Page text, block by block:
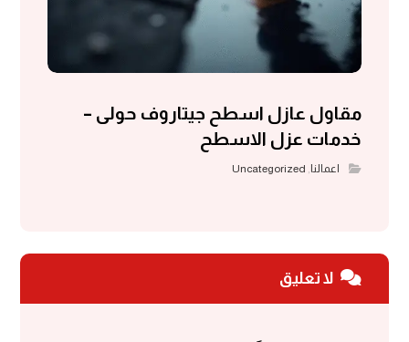
مقاول عازل اسطح جيتاروف حولى –
خدمات عزل الاسطح
اعمالنا,
Uncategorized
لا تعليق